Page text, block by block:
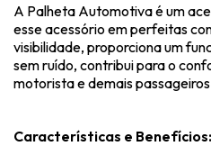
A Palheta Automotiva é um
esse acessório em perfeitas
visibilidade, proporciona um
sem ruído, contribui para o
motorista e demais
Características e